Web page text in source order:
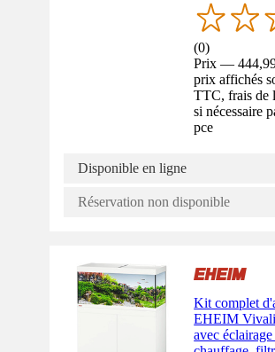
(0)
Prix —
prix affichés
TTC, frais de
si nécessaire
pce
Disponible en ligne
Réservation non disponible
Kit complet
EHEIM
avec